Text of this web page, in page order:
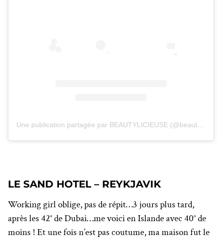
Une publication partagée par BEAUTYLICIEUSE (@beautylicieuse)
LE SAND HOTEL – REYKJAVIK
Working girl oblige, pas de répit…3 jours plus tard,
après les 42° de Dubai…me voici en Islande avec 40° de
moins ! Et une fois n’est pas coutume, ma maison fut le